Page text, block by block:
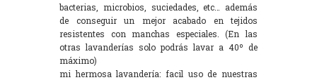
bacterias, microbios, suciedades, etc… además
de conseguir un mejor acabado en tejidos
resistentes con manchas especiales. (En las
otras lavanderías solo podrás lavar a 40º de
máximo)
mi hermosa lavandería: facil uso de nuestras